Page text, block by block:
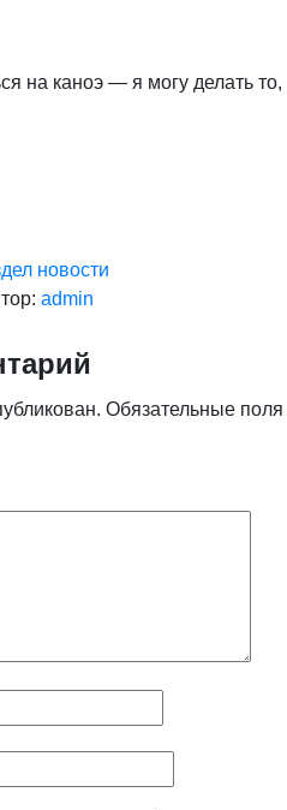
на каноэ — я могу делать то,
новости
admin
Обязательные поля